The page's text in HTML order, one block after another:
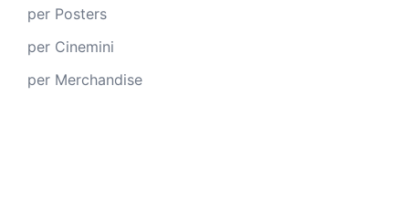
per Posters
per Cinemini
per Merchandise